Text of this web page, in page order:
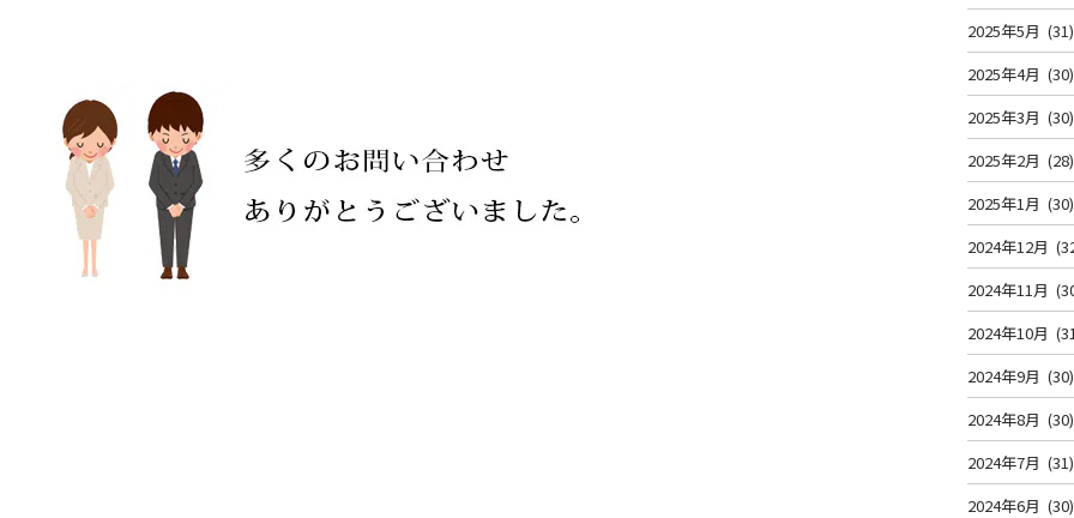
2025年5月 (31)
2025年4月 (30)
2025年3月 (30)
2025年2月 (28)
2025年1月 (30)
2024年12月
2024年11月
2024年10月
2024年9月 (30)
2024年8月 (30)
2024年7月 (31)
2024年6月 (30)